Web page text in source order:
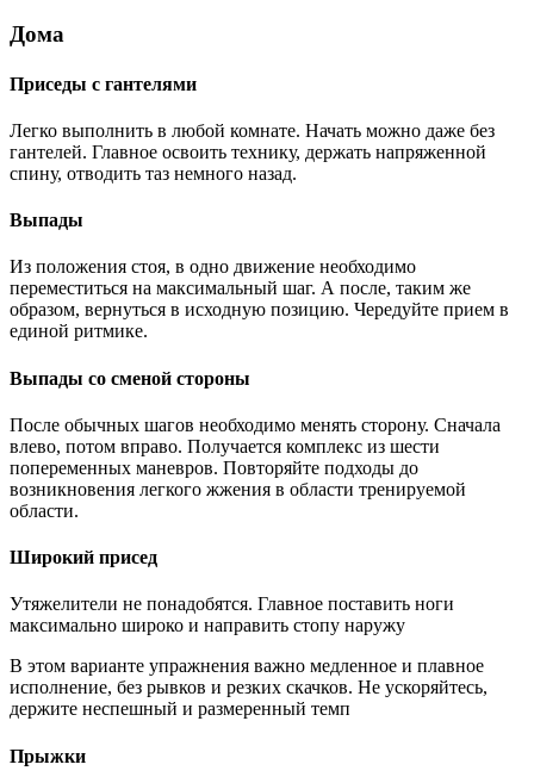
Дома
Приседы с гантелями
Легко выполнить в любой комнате. Начать можно даже без
гантелей. Главное освоить технику, держать напряженной
спину, отводить таз немного назад.
Выпады
Из положения стоя, в одно движение необходимо
переместиться на максимальный шаг. А после, таким же
образом, вернуться в исходную позицию. Чередуйте прием в
единой ритмике.
Выпады со сменой стороны
После обычных шагов необходимо менять сторону. Сначала
влево, потом вправо. Получается комплекс из шести
попеременных маневров. Повторяйте подходы до
возникновения легкого жжения в области тренируемой
области.
Широкий присед
Утяжелители не понадобятся. Главное поставить ноги
максимально широко и направить стопу наружу
В этом варианте упражнения важно медленное и плавное
исполнение, без рывков и резких скачков. Не ускоряйтесь,
держите неспешный и размеренный темп
Прыжки